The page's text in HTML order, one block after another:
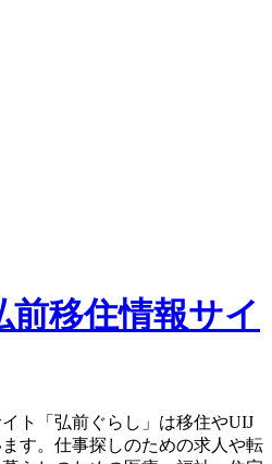
移住情報サイ
ト「弘前ぐらし」は移住やUIJ
す。仕事探しのための求人や転